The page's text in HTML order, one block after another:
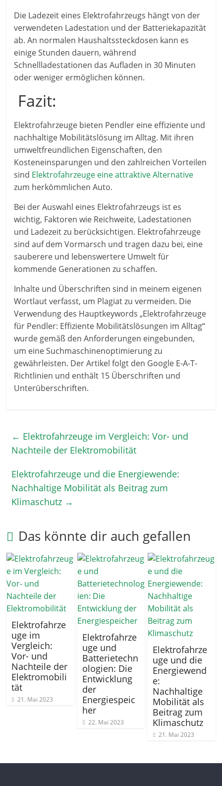
Die Ladezeit eines Elektrofahrzeugs hängt von der
verwendeten Ladestation und der Batteriekapazität
ab. An normalen Haushaltssteckdosen kann es
einige Stunden dauern, während
Schnellladestationen das Aufladen in 30 Minuten
oder weniger ermöglichen können.
Fazit:
Elektrofahrzeuge bieten Pendler eine effiziente und
nachhaltige Mobilitätslösung im Alltag. Mit ihren
umweltfreundlichen Eigenschaften, den
Kosteneinsparungen und den zahlreichen Vorteilen
sind Elektrofahrzeuge eine attraktive Alternative
zum herkömmlichen Auto.
Bei der Auswahl eines Elektrofahrzeugs ist es
wichtig, Faktoren wie Reichweite, Ladestationen
und Ladezeit zu berücksichtigen. Elektrofahrzeuge
sind auf dem Vormarsch und tragen dazu bei, eine
sauberere und lebenswertere Umwelt für
kommende Generationen zu schaffen.
Inhalte und Überschriften sind in meinem eigenen
Wortlaut verfasst, um Plagiat zu vermeiden. Die
Verwendung des Hauptkeywords „Elektrofahrzeuge
für Pendler: Effiziente Mobilitätslösungen im Alltag“
wurde gemäß den Anforderungen eingebunden,
um eine Suchmaschinenoptimierung zu
gewährleisten. Der Artikel folgt den Google E-A-T-
Richtlinien und enthält 15 Überschriften und
Unterüberschriften.
← Elektrofahrzeuge im Vergleich: Vor- und
Nachteile der Elektromobilität
Elektrofahrzeuge und die Energiewende:
Nachhaltige Mobilität als Beitrag zum
Klimaschutz →
Das könnte dir auch gefallen
Elektrofahrze
uge im
Vergleich:
Vor- und
Nachteile der
Elektromobili
tät
21. Mai 2023
Elektrofahrze
uge und
Batterietechn
ologien: Die
Entwicklung
der
Energiespeic
her
22. Mai 2023
Elektrofahrze
uge und die
Energiewend
e:
Nachhaltige
Mobilität als
Beitrag zum
Klimaschutz
21. Mai 2023